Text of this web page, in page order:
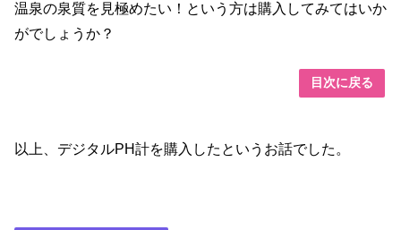
温泉の泉質を見極めたい！という方は購入してみてはいか
がでしょうか？
目次に戻る
以上、デジタルPH計を購入したというお話でした。